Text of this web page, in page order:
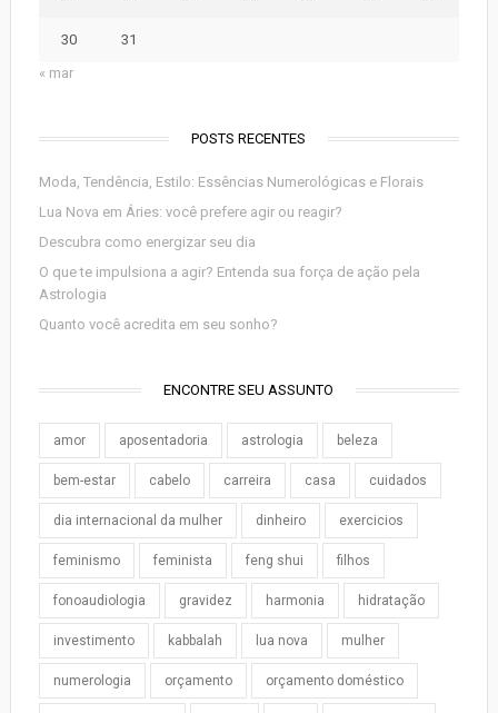
30
31
« mar
POSTS RECENTES
Moda, Tendência, Estilo: Essências Numerológicas e Florais
Lua Nova em Áries: você prefere agir ou reagir?
Descubra como energizar seu dia
O que te impulsiona a agir? Entenda sua força de ação pela
Astrologia
Quanto você acredita em seu sonho?
ENCONTRE SEU ASSUNTO
amor aposentadoria astrologia beleza
bem-estar cabelo carreira casa cuidados
dia internacional da mulher dinheiro exercicios
feminismo feminista feng shui filhos
fonoaudiologia gravidez harmonia hidratação
investimento kabbalah lua nova mulher
numerologia orçamento orçamento doméstico